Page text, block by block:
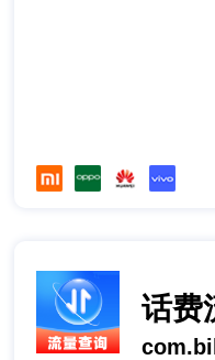
话费